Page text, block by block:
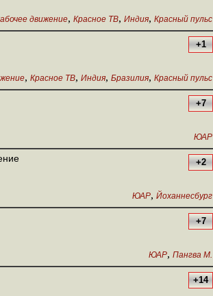
движение, Красное ТВ, Индия, Красный пульс
+1
, Красное ТВ, Индия, Бразилия, Красный пульс
+7
ЮАР
+2
ЮАР, Йоханнесбург
+7
ЮАР, Пангва М.
+14